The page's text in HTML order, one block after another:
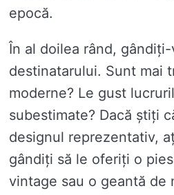
epocă.
În al doilea rând,
destinatarului. Sunt mai
moderne? Le gust
subestimate? Dacă știți
designul reprezentativ,
gândiți să le oferiți o
vintage sau o geantă de